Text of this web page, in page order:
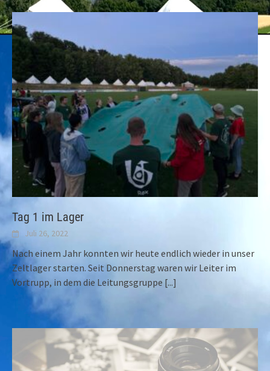
Tag 1 im Lager
Juli 26, 2022
Nach einem Jahr konnten wir heute endlich wieder in unser
Zeltlager starten. Seit Donnerstag waren wir Leiter im
Vortrupp, in dem die Leitungsgruppe [...]